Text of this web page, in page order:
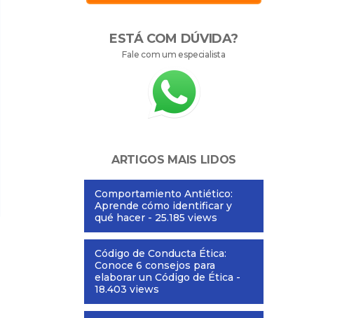
ESTÁ COM DÚVIDA?
Fale com um especialista
ARTIGOS MAIS LIDOS
Comportamiento Antiético:
Aprende cómo identificar y
qué hacer - 25.185 views
Código de Conducta Ética:
Conoce 6 consejos para
elaborar un Código de Ética -
18.403 views